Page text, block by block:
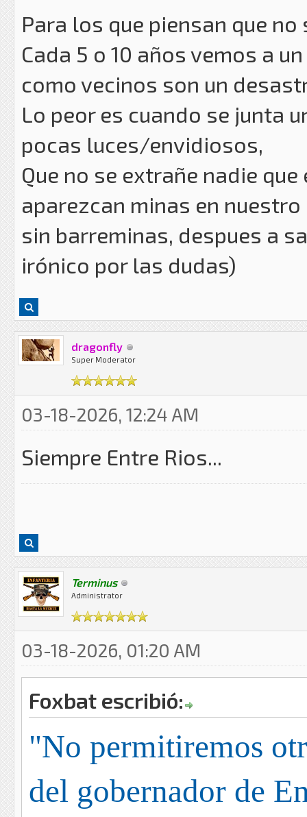
Para los que piensan que
Cada 5 o 10 años vemos a
como vecinos son un
Lo peor es cuando se junta
pocas luces/envidiosos,
Que no se extrañe nadie
aparezcan minas en
sin barreminas, despues a
irónico por las dudas)
dragonfly
Super Moderator
03-18-2026, 12:24 AM
Siempre Entre Rios...
Terminus
Administrator
03-18-2026, 01:20 AM
Foxbat escribió:
"No permitiremos
del gobernador de